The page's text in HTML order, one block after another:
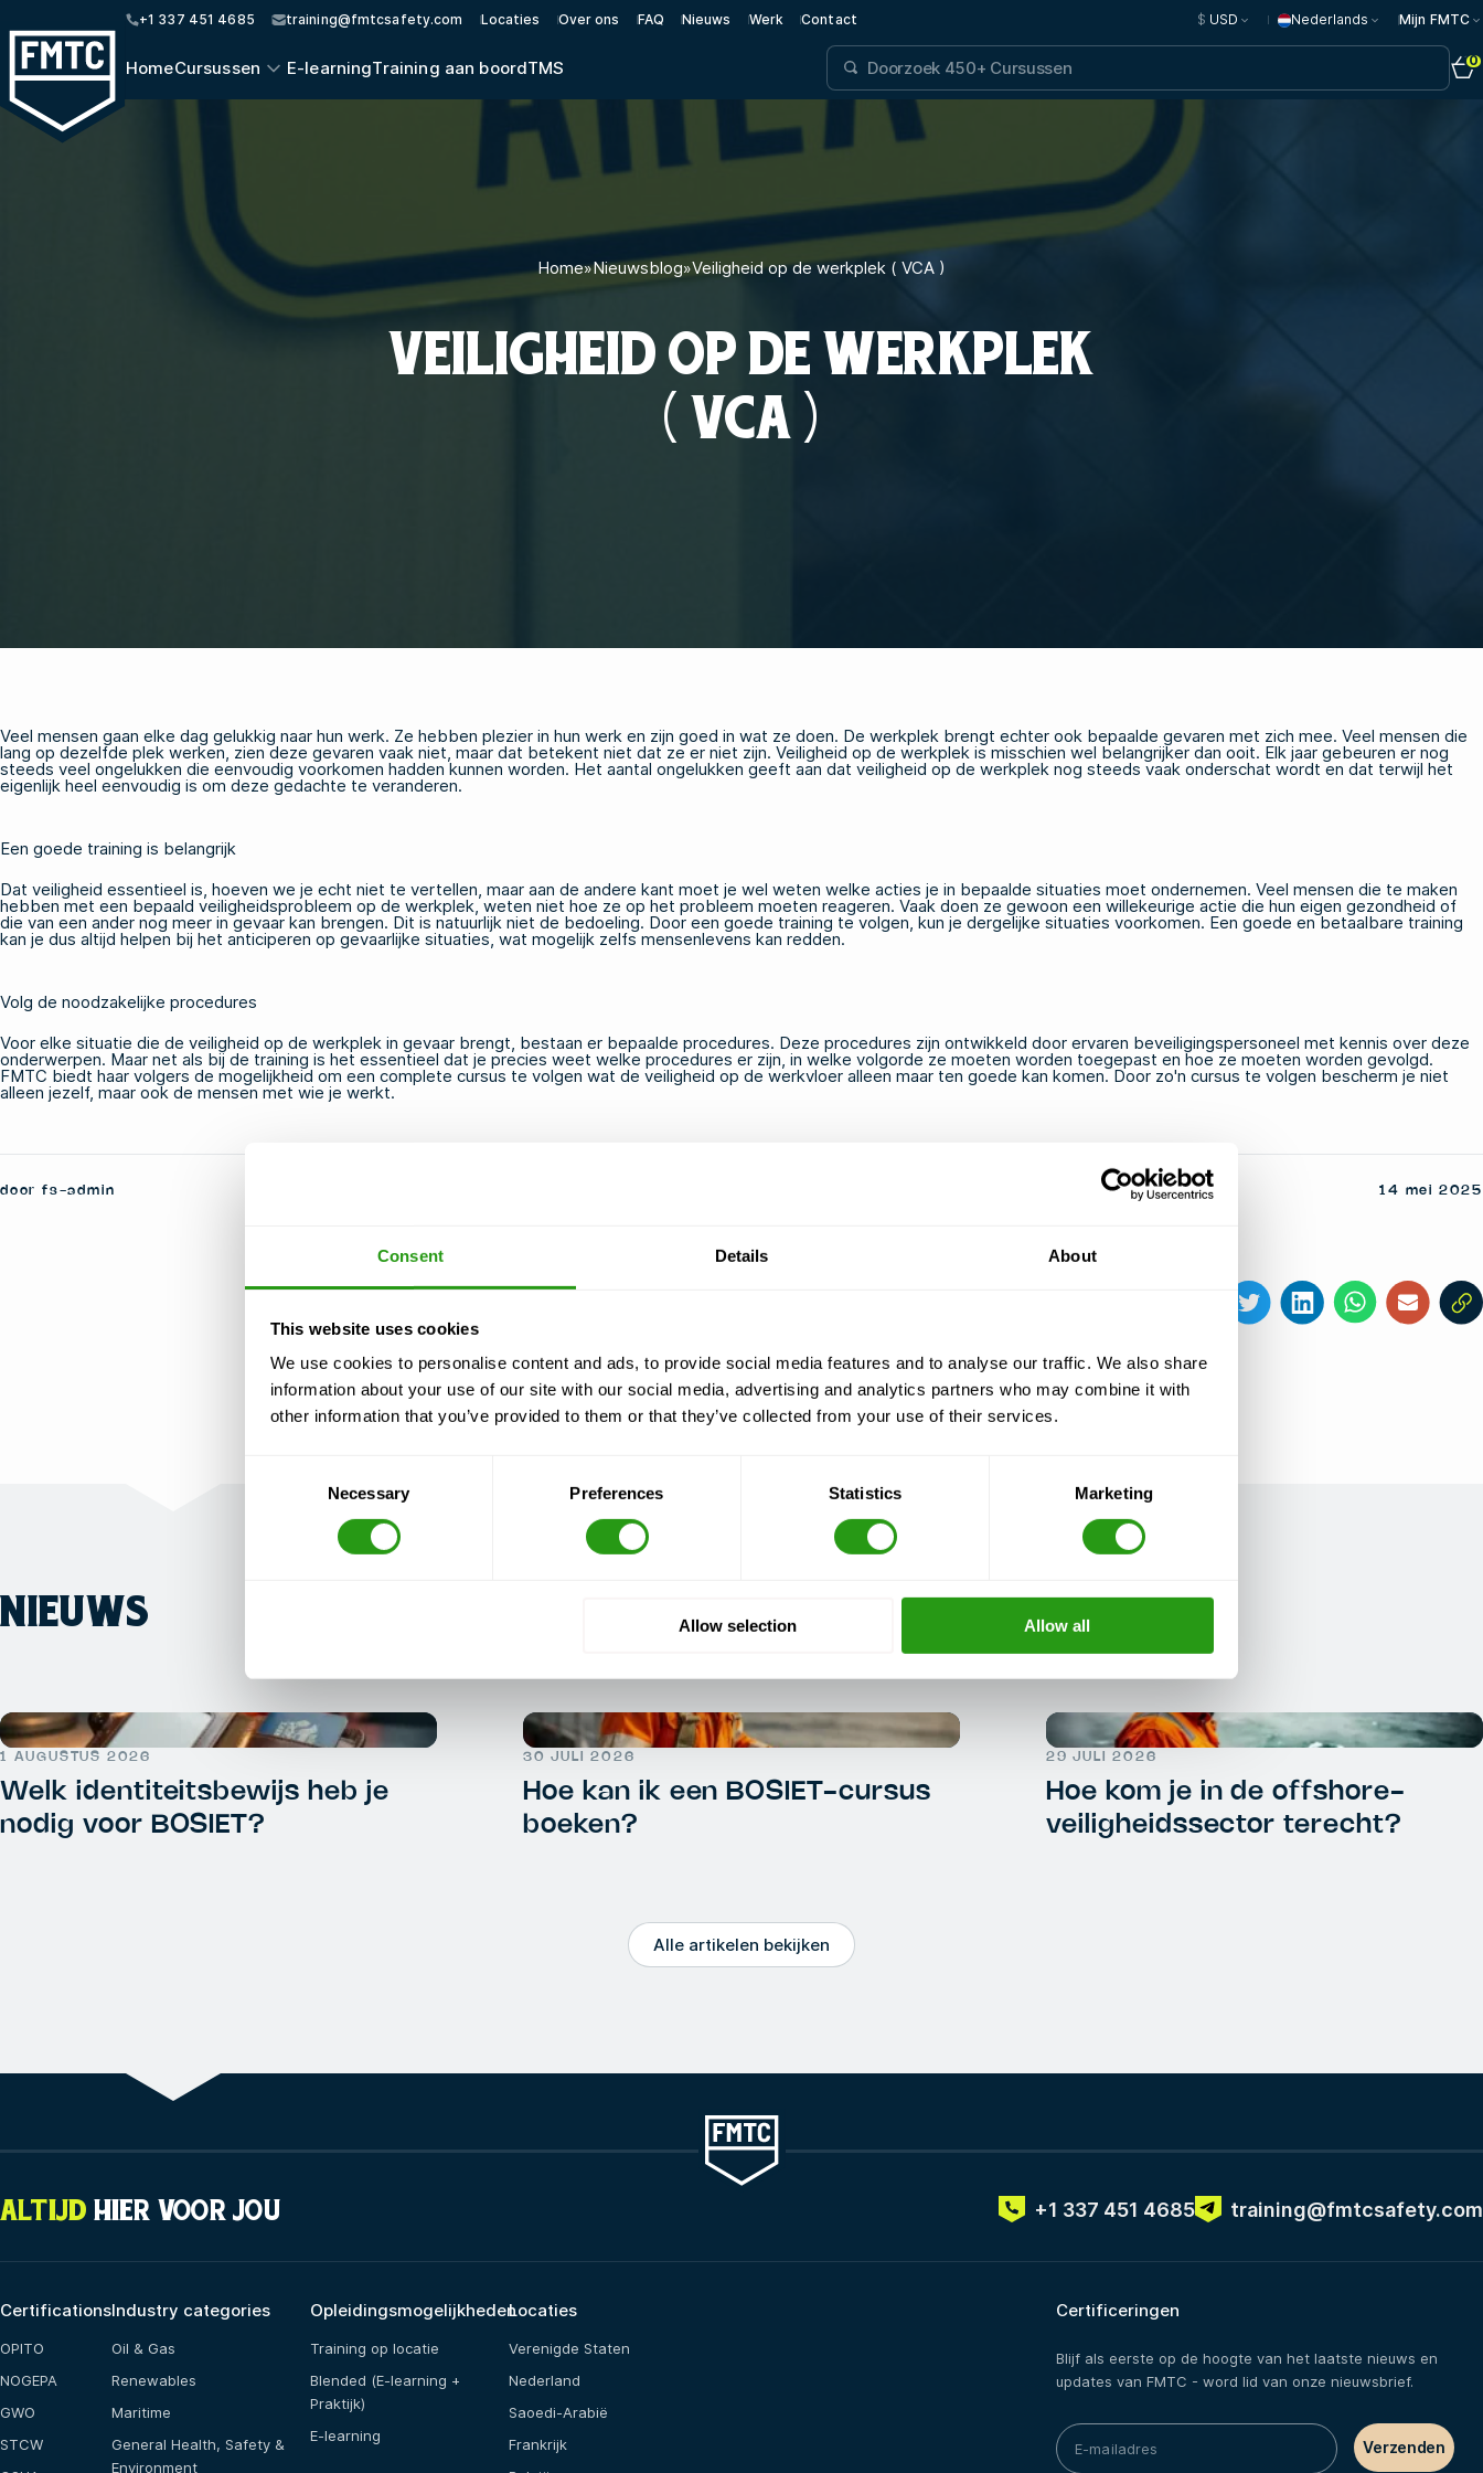
Consent Details About
This website uses cookies
We use cookies to personalise content and ads, to provide social media features and to analyse our traffic. We also share
information about your use of our site with our social media, advertising and analytics partners who may combine it with
other information that you’ve provided to them or that they’ve collected from your use of their services.
Necessary Preferences Statistics Marketing
Allow selection Allow all
+1 337 451 4685 training@fmtcsafety.com Locaties Over ons FAQ Nieuws Werk Contact $ USD Nederlands Mijn FMTC
HomeCursussen E-learningTraining aan boordTMS 0
Home»Nieuwsblog»Veiligheid op de werkplek ( VCA )
VEILIGHEID OP DE WERKPLEK
( VCA )
Veel mensen gaan elke dag gelukkig naar hun werk. Ze hebben plezier in hun werk en zijn goed in wat ze doen. De werkplek brengt echter ook bepaalde gevaren met zich mee. Veel mensen die
lang op dezelfde plek werken, zien deze gevaren vaak niet, maar dat betekent niet dat ze er niet zijn. Veiligheid op de werkplek is misschien wel belangrijker dan ooit. Elk jaar gebeuren er nog
steeds veel ongelukken die eenvoudig voorkomen hadden kunnen worden. Het aantal ongelukken geeft aan dat veiligheid op de werkplek nog steeds vaak onderschat wordt en dat terwijl het
eigenlijk heel eenvoudig is om deze gedachte te veranderen.
Een goede training is belangrijk
Dat veiligheid essentieel is, hoeven we je echt niet te vertellen, maar aan de andere kant moet je wel weten welke acties je in bepaalde situaties moet ondernemen. Veel mensen die te maken
hebben met een bepaald veiligheidsprobleem op de werkplek, weten niet hoe ze op het probleem moeten reageren. Vaak doen ze gewoon een willekeurige actie die hun eigen gezondheid of
die van een ander nog meer in gevaar kan brengen. Dit is natuurlijk niet de bedoeling. Door een goede training te volgen, kun je dergelijke situaties voorkomen. Een goede en betaalbare training
kan je dus altijd helpen bij het anticiperen op gevaarlijke situaties, wat mogelijk zelfs mensenlevens kan redden.
Volg de noodzakelijke procedures
Voor elke situatie die de veiligheid op de werkplek in gevaar brengt, bestaan er bepaalde procedures. Deze procedures zijn ontwikkeld door ervaren beveiligingspersoneel met kennis over deze
onderwerpen. Maar net als bij de training is het essentieel dat je precies weet welke procedures er zijn, in welke volgorde ze moeten worden toegepast en hoe ze moeten worden gevolgd.
FMTC biedt haar volgers de mogelijkheid om een complete cursus te volgen wat de veiligheid op de werkvloer alleen maar ten goede kan komen. Door zo'n cursus te volgen bescherm je niet
alleen jezelf, maar ook de mensen met wie je werkt.
door fs-admin 14 mei 2025
NIEUWS
1 AUGUSTUS 2026
Welk identiteitsbewijs heb je
nodig voor BOSIET?
30 JULI 2026
Hoe kan ik een BOSIET-cursus
boeken?
29 JULI 2026
Hoe kom je in de offshore-
veiligheidssector terecht?
Alle artikelen bekijken
ALTIJD HIER VOOR JOU +1 337 451 4685 training@fmtcsafety.com
Certifications
OPITO
NOGEPA
GWO
STCW
Industry categories
Oil & Gas
Renewables
Maritime
General Health, Safety &
Environment
Opleidingsmogelijkheden
Training op locatie
Blended (E-learning +
Praktijk)
E-learning
Locaties
Verenigde Staten
Nederland
Saoedi-Arabië
Frankrijk
Certificeringen
Blijf als eerste op de hoogte van het laatste nieuws en
updates van FMTC - word lid van onze nieuwsbrief.